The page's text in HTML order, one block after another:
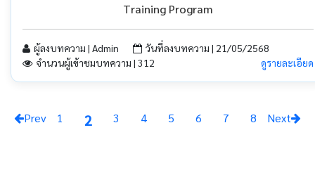
Training Program
ผู้ลงบทความ | Admin
วันที่ลงบทความ | 21/05/2568
จำนวนผู้เข้าชมบทความ | 312
ดูรายละเอียด
Prev 1 2 3 4 5 6 7 8 Next